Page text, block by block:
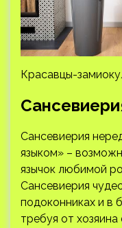
Красавцы-
Сансевиерия
языком» –
язычок любимой
Сансевиерия
подоконниках и в
требуя от